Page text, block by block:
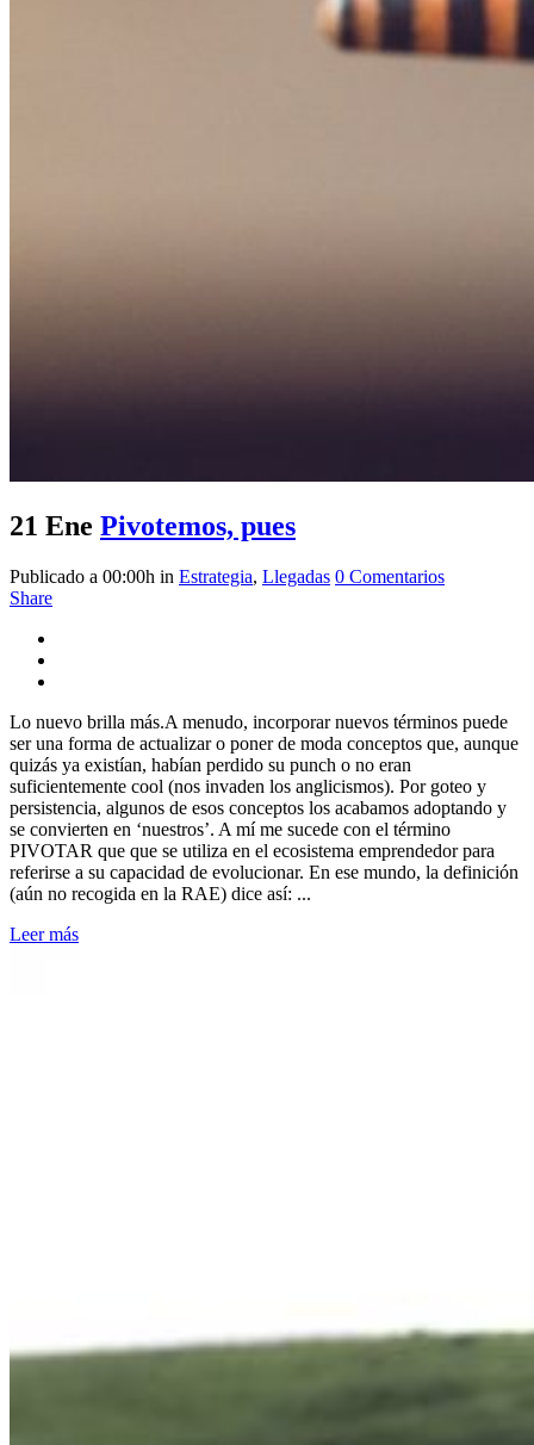
21 Ene Pivotemos, pues
Publicado a 00:00h in Estrategia, Llegadas 0 Comentarios
Share
Lo nuevo brilla más.A menudo, incorporar nuevos términos puede
ser una forma de actualizar o poner de moda conceptos que, aunque
quizás ya existían, habían perdido su punch o no eran
suficientemente cool (nos invaden los anglicismos). Por goteo y
persistencia, algunos de esos conceptos los acabamos adoptando y
se convierten en ‘nuestros’. A mí me sucede con el término
PIVOTAR que que se utiliza en el ecosistema emprendedor para
referirse a su capacidad de evolucionar. En ese mundo, la definición
(aún no recogida en la RAE) dice así: ...
Leer más